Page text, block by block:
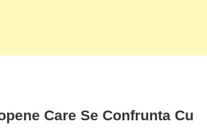
Care Se Confrunta Cu